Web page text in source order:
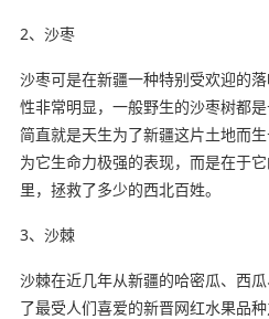
2、沙枣
沙枣可是在新疆一种特别受欢迎的
性非常明显，一般野生的沙枣树都
简直就是天生为了新疆这片土地而
为它生命力极强的表现，而是在于
里，拯救了多少的西北百姓。
3、沙棘
沙棘在近几年从新疆的哈密瓜、西
了最受人们喜爱的新晋网红水果品